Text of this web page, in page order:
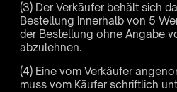
(3) Der Verkäufer behält sich
Bestellung innerhalb von 5
der Bestellung ohne Angabe
abzulehnen.
(4) Eine vom Verkäufer
muss vom Käufer schriftlich